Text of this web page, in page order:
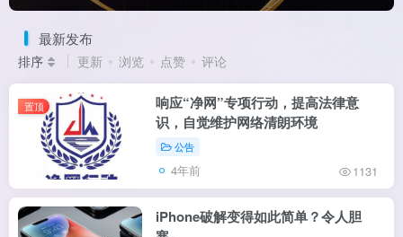
最新发布
排序 更新 浏览 点赞 评论
置顶
响应“净网”专项行动，提高法律意
识，自觉维护网络清朗环境
公告
4年前 1131
iPhone破解变得如此简单？令人胆